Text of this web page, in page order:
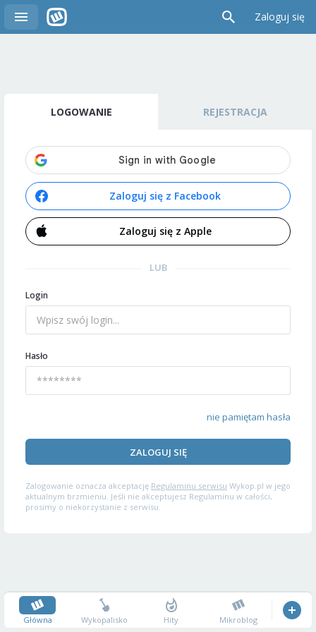
Zaloguj się
LOGOWANIE REJESTRACJA
Zaloguj się z Facebook
Zaloguj się z Apple
LUB
Login
Hasło
nie pamiętam hasła
ZALOGUJ SIĘ
Zalogowanie oznacza akceptację Regulaminu serwisu Wykop.pl w jego
aktualnym brzmieniu. Jeśli nie akceptujesz Regulaminu w całości,
prosimy o niekorzystanie z serwisu.
Główna Wykopalisko Hity Mikroblog